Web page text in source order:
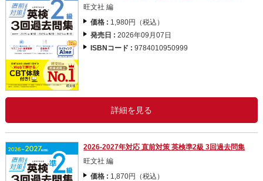
旺文社 編
価格 : 1,980円（税込）
発売日 :2026年09月07日
ISBNコード :9784010950999
詳細を見る
2026-2027年対応 直前対策 英検準2級 3回過去問集
旺文社 編
価格 : 1,870円（税込）